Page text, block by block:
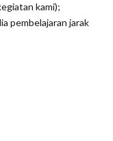
kami);
pembelajaran jarak